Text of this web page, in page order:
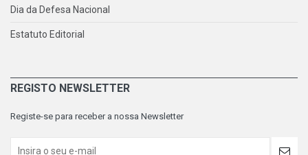
Dia da Defesa Nacional
Estatuto Editorial
REGISTO NEWSLETTER
Registe-se para receber a nossa Newsletter